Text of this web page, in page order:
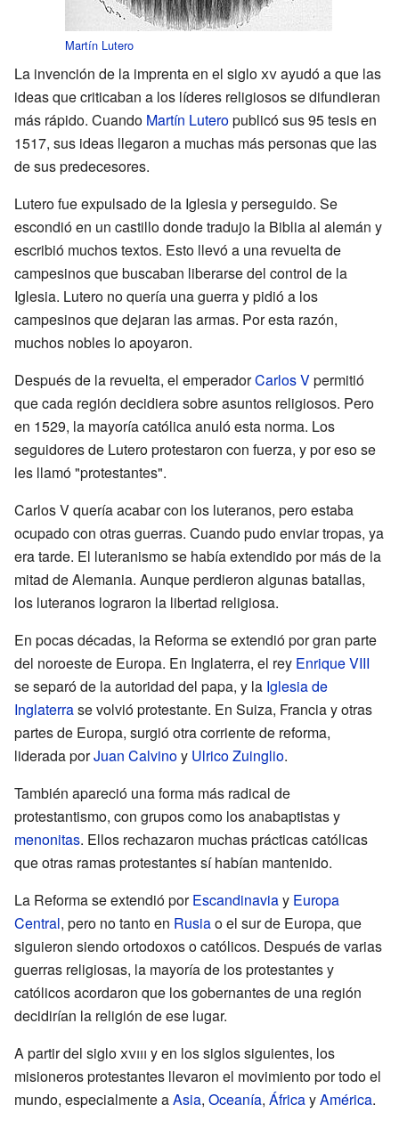
Martín Lutero
La invención de la imprenta en el sigloxvayudó a que las
ideas que criticaban a los líderes religiosos se difundieran
más rápido. Cuando Martín Luteropublicó sus 95 tesis en
1517, sus ideas llegaron a muchas más personas que las
de sus predecesores.
Lutero fue expulsado de la Iglesia y perseguido. Se
escondió en un castillo donde tradujo la Biblia al alemán y
escribió muchos textos. Esto llevó a una revuelta de
campesinos que buscaban liberarse del control de la
Iglesia. Lutero no quería una guerra y pidió a los
campesinos que dejaran las armas. Por esta razón,
muchos nobles lo apoyaron.
Después de la revuelta, el emperadorCarlos Vpermitió
que cada región decidiera sobre asuntos religiosos. Pero
en 1529, la mayoría católica anuló esta norma. Los
seguidores de Lutero protestaron con fuerza, y por eso se
les llamó "protestantes".
Carlos V quería acabar con los luteranos, pero estaba
ocupado con otras guerras. Cuando pudo enviar tropas, ya
era tarde. El luteranismo se había extendido por más de la
mitad de Alemania. Aunque perdieron algunas batallas,
los luteranos lograron la libertad religiosa.
En pocas décadas, la Reforma se extendió por gran parte
del noroeste de Europa. En Inglaterra, el rey Enrique VIII
se separó de la autoridad del papa, y la Iglesia de
Inglaterrase volvió protestante. En Suiza, Francia y otras
partes de Europa, surgió otra corriente de reforma,
liderada porJuan Calvinoy Ulrico Zuinglio.
También apareció una forma más radical de
protestantismo, con grupos como los anabaptistas y
menonitas. Ellos rechazaron muchas prácticas católicas
que otras ramas protestantes sí habían mantenido.
La Reforma se extendió porEscandinaviay Europa
Central, pero no tanto en Rusiao el sur de Europa, que
siguieron siendo ortodoxos o católicos. Después de varias
guerras religiosas, la mayoría de los protestantes y
católicos acordaron que los gobernantes de una región
decidirían la religión de ese lugar.
A partir del sigloxviii y en los siglos siguientes, los
misioneros protestantes llevaron el movimiento por todo el
mundo, especialmente aAsia, Oceanía, ÁfricayAmérica.